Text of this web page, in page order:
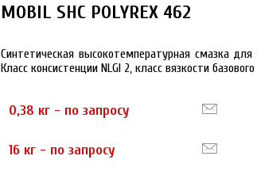
MOBIL SHC POLYREX 462
Синтетическая высокотемпературная смазка
Класс консистенции NLGI 2, класс вязкости
0,38 кг - по запросу
16 кг - по запросу